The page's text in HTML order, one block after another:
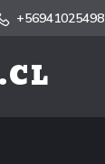
+56941025498